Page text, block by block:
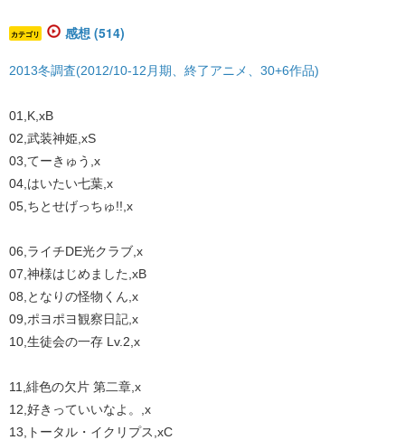
カテゴリ 感想 (514)
2013冬調査(2012/10-12月期、終了アニメ、30+6作品)
01,K,xB
02,武装神姫,xS
03,てーきゅう,x
04,はいたい七葉,x
05,ちとせげっちゅ!!,x
06,ライチDE光クラブ,x
07,神様はじめました,xB
08,となりの怪物くん,x
09,ポヨポヨ観察日記,x
10,生徒会の一存 Lv.2,x
11,緋色の欠片 第二章,x
12,好きっていいなよ。,x
13,トータル・イクリプス,xC